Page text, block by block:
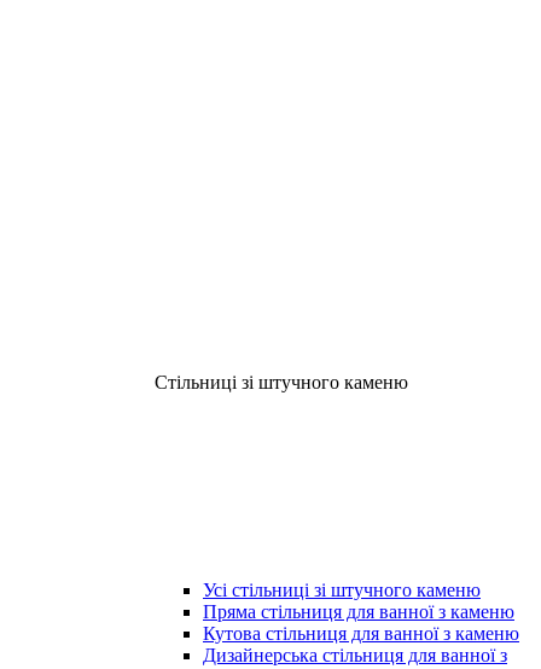
Стільниці зі штучного каменю
Усі стільниці зі штучного каменю
Пряма стільниця для ванної з каменю
Кутова стільниця для ванної з каменю
Дизайнерська стільниця для ванної з